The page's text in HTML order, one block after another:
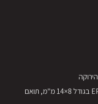
חדשנות פורצת דרך – צינור גומי EPDM בגודל 8×14 מ"מ, תואם